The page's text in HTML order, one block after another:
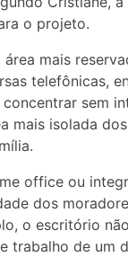
o projeto.
mais
telefônicas,
sem
mais isolada
office ou
dos
o escritório
trabalho de um